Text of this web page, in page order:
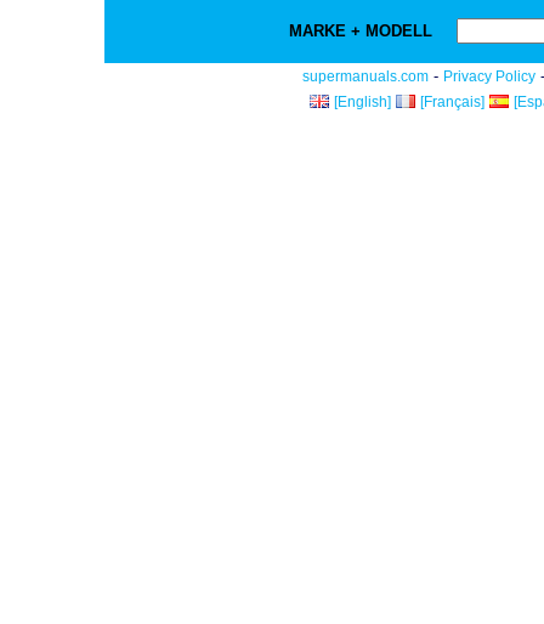
MARKE + MODELL
supermanuals.com- Privacy Policy
[English] [Français]